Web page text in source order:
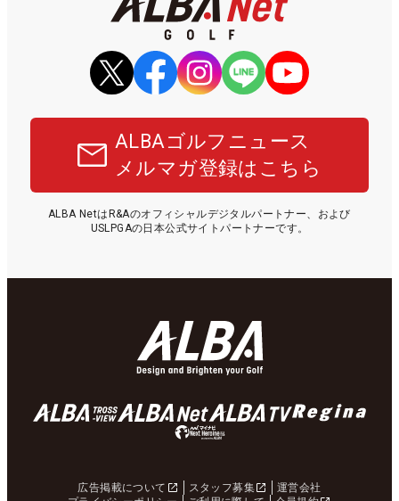
ALBAゴルフニュース
メルマガ登録はこちら
ALBA NetはR&Aのオフィシャルデジタルパートナー、および
USLPGAの日本公式サイトパートナーです。
広告掲載について スタッフ募集
運営会社